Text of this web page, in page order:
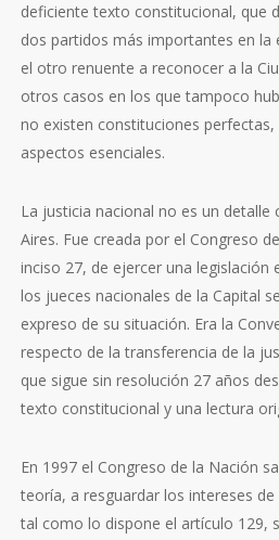
deficiente texto constitucional, que
dos partidos más importantes en
el otro renuente a reconocer a la
otros casos en los que tampoco
no existen constituciones
aspectos esenciales.
La justicia nacional no es un
Aires. Fue creada por el Congreso
inciso 27, de ejercer una legislación
los jueces nacionales de la Capital
expreso de su situación. Era la
respecto de la transferencia de la
que sigue sin resolución 27 años
texto constitucional y una lectura
En 1997 el Congreso de la Nación
teoría, a resguardar los intereses
tal como lo dispone el artículo 129,